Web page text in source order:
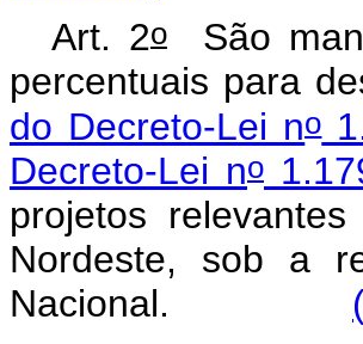
Art. 2oSão
percentuais para
do Decreto-Lei no
Decreto-Lei no
projetos
Nordeste, sob a
Nacional.